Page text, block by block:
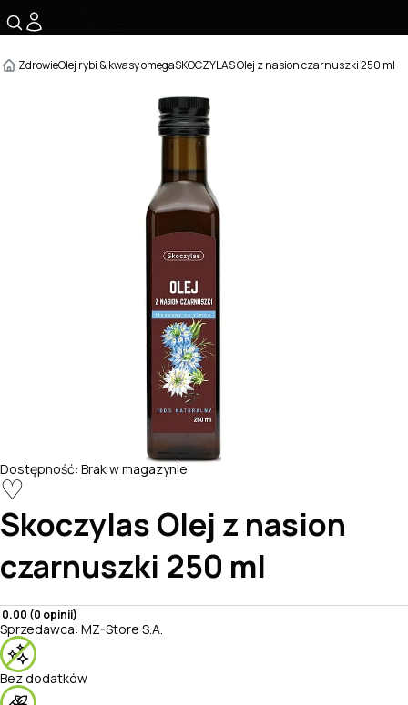
ZdrowieOlej rybi & kwasy omegaSKOCZYLAS Olej z nasion czarnuszki 250 ml
Dostępność: Brak w magazynie
♡
Skoczylas Olej z nasion
czarnuszki 250 ml
0.00 (0 opinii)
Sprzedawca: MZ-Store S.A.
Bez dodatków